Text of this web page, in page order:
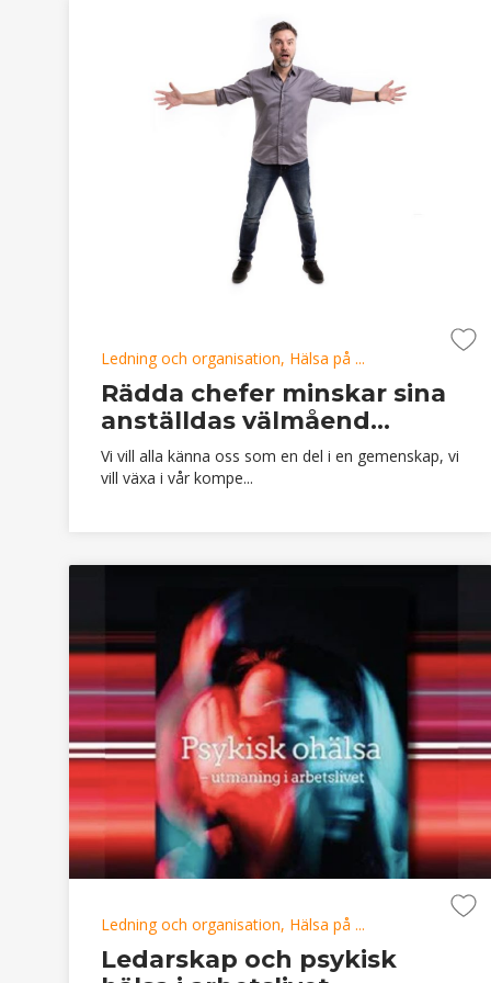
Ledning och organisation, Hälsa på ...
Rädda chefer minskar sina
anställdas välmåend...
Vi vill alla känna oss som en del i en gemenskap, vi
vill växa i vår kompe...
Ledning och organisation, Hälsa på ...
Ledarskap och psykisk